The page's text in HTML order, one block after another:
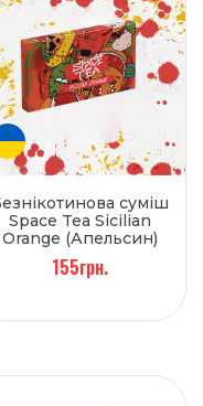
суміш
Space Tea Sicilian
Orange (Апельсин)
40 г
155грн.